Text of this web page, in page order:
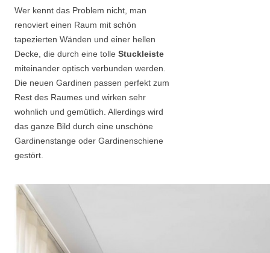
Wer kennt das Problem nicht, man
renoviert einen Raum mit schön
tapezierten Wänden und einer hellen
Decke, die durch eine tolle Stuckleiste
miteinander optisch verbunden werden.
Die neuen Gardinen passen perfekt zum
Rest des Raumes und wirken sehr
wohnlich und gemütlich. Allerdings wird
das ganze Bild durch eine unschöne
Gardinenstange oder Gardinenschiene
gestört.